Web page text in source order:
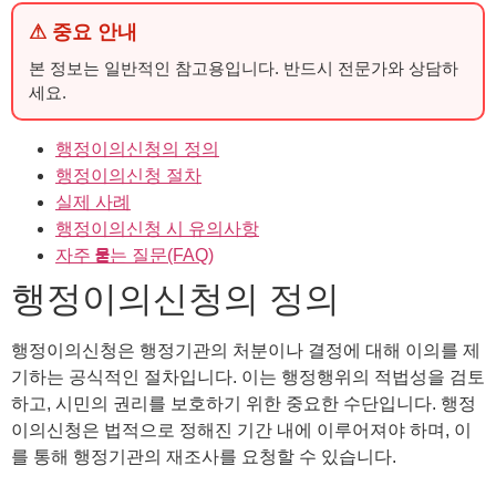
⚠ 중요 안내
본 정보는 일반적인 참고용입니다. 반드시 전문가와 상담하
세요.
행정이의신청의 정의
행정이의신청 절차
실제 사례
행정이의신청 시 유의사항
자주 묻는 질문(FAQ)
행정이의신청의 정의
행정이의신청은 행정기관의 처분이나 결정에 대해 이의를 제
기하는 공식적인 절차입니다. 이는 행정행위의 적법성을 검토
하고, 시민의 권리를 보호하기 위한 중요한 수단입니다. 행정
이의신청은 법적으로 정해진 기간 내에 이루어져야 하며, 이
를 통해 행정기관의 재조사를 요청할 수 있습니다.